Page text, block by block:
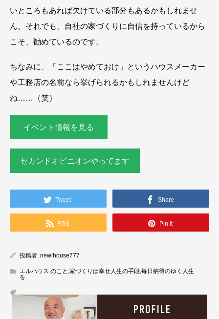
いところもあれば欠けている部分もあるかもしれませ
ん。それでも、自社の家づくりに自信を持っているから
こそ、勧めているのです。
ちなみに、「ここはやめておけ」というハウスメーカー
や工務店の名前なら挙げられるかもしれませんけど
ね……（笑）
イベント情報を見る
セカンドオピニオンやってます
Tweet Share
RSS Pin it
投稿者: newlhouse777
エルハウス のこと ,家づくりは幸せ人生の手段,毎日納得のゆく人生
を